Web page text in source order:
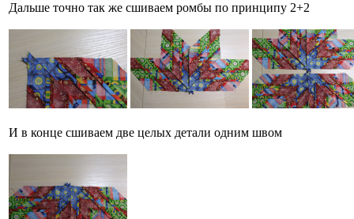
Дальше точно так же сшиваем ромбы по принципу 2+2
И в конце сшиваем две целых детали одним швом